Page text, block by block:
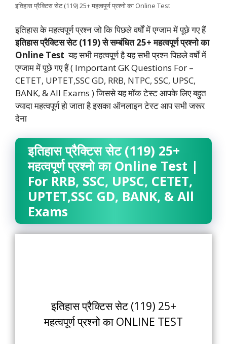
इतिहास प्रैक्टिस सेट (119) 25+ महत्वपूर्ण प्रश्नो का Online Test
इतिहास के महत्वपूर्ण प्रश्न जो कि पिछले वर्षों में एग्जाम में पूछे गए हैं
इतिहास प्रैक्टिस सेट (119) से सम्बंधित 25+ महत्वपूर्ण प्रश्नो का
Online Test यह सभी महत्वपूर्ण है यह सभी प्रश्न पिछले वर्षों में
एग्जाम में पूछे गए हैं ( Important GK Questions For –
CETET, UPTET,SSC GD, RRB, NTPC, SSC, UPSC,
BANK, & All Exams ) जिससे यह मॉक टेस्ट आपके लिए बहुत
ज्यादा महत्वपूर्ण हो जाता है इसका ऑनलाइन टेस्ट आप सभी जरूर
देना
इतिहास प्रैक्टिस सेट (119) 25+
महत्वपूर्ण प्रश्नो का Online Test |
For RRB, SSC, UPSC, CETET,
UPTET,SSC GD, BANK, & All
Exams
इतिहास प्रैक्टिस सेट (119) 25+
महत्वपूर्ण प्रश्नो का ONLINE TEST